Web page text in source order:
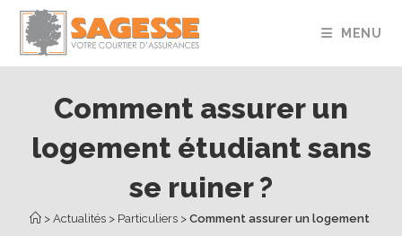
MENU
Comment assurer un
logement étudiant sans
se ruiner ?
> Actualités > Particuliers > Comment assurer un logement